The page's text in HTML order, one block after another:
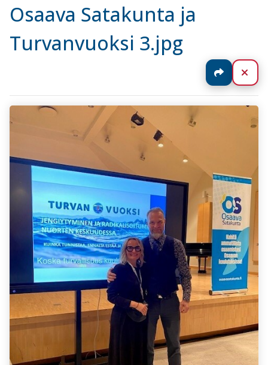
Osaava Satakunta ja
Turvanvuoksi 3.jpg
Jaa